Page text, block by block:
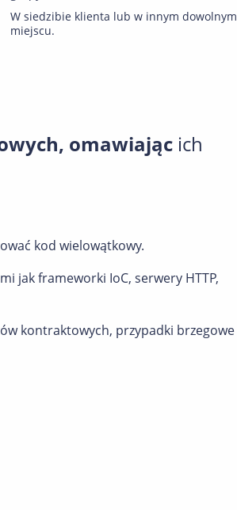
W siedzibie klienta lub w innym dowolnym
miejscu.
omawiając ich
kod wielowątkowy.
jak frameworki IoC, serwery HTTP,
kontraktowych, przypadki brzegowe